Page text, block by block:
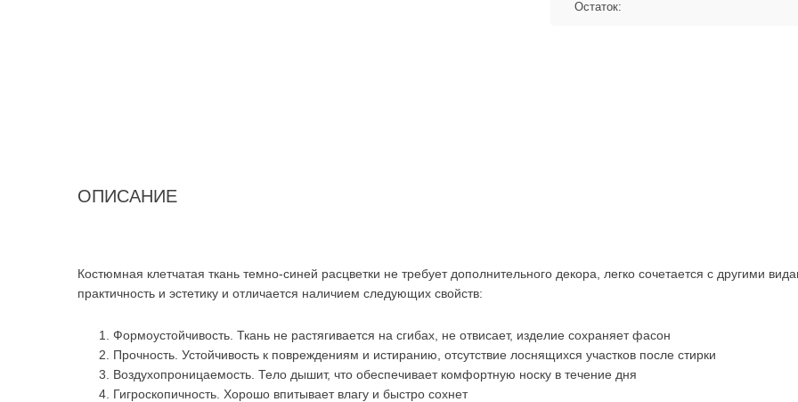
Остаток:
ОПИСАНИЕ
Костюмная клетчатая ткань темно-синей расцветки не требует дополнительного декора, легко сочетается с другими
практичность и эстетику и отличается наличием следующих свойств:
Формоустойчивость. Ткань не растягивается на сгибах, не отвисает, изделие сохраняет фасон
Прочность. Устойчивость к повреждениям и истиранию, отсутствие лоснящихся участков после стирки
Воздухопроницаемость. Тело дышит, что обеспечивает комфортную носку в течение дня
Гигроскопичность. Хорошо впитывает влагу и быстро сохнет